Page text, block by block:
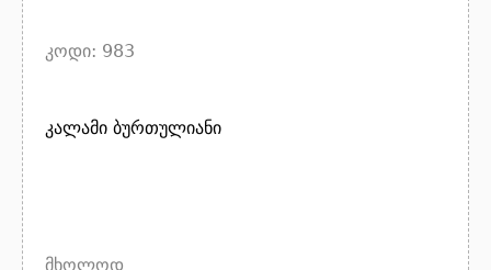
კოდი: 983
კალამი ბურთულიანი
მხოლოდ